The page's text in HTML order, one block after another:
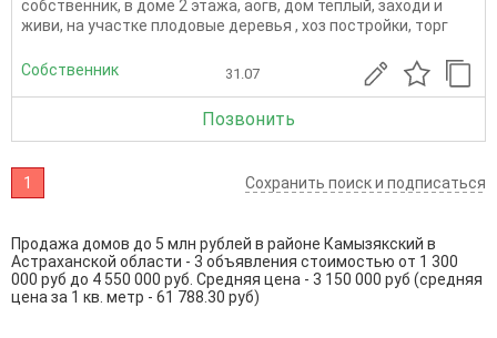
собственник, в доме 2 этажа, аогв, дом теплый, заходи и
живи, на участке плодовые деревья , хоз постройки, торг
Собственник 31.07
Позвонить
1 Сохранить поиск и подписаться
Продажа домов до 5 млн рублей в районе Камызякский в
Астраханской области - 3 объявления стоимостью от 1 300
000 руб до 4 550 000 руб. Средняя цена - 3 150 000 руб (средняя
цена за 1 кв. метр - 61 788.30 руб)